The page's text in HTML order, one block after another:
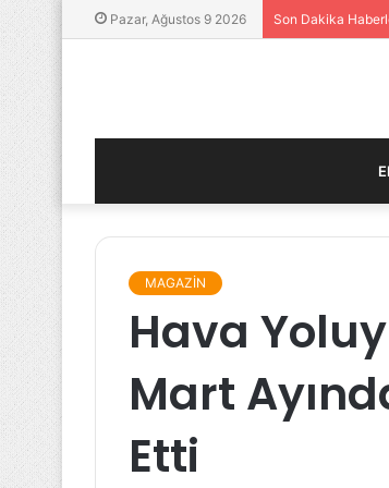
Pazar, Ağustos 9 2026 Son Dakika
MAGAZİN
Hava
Mart
Etti